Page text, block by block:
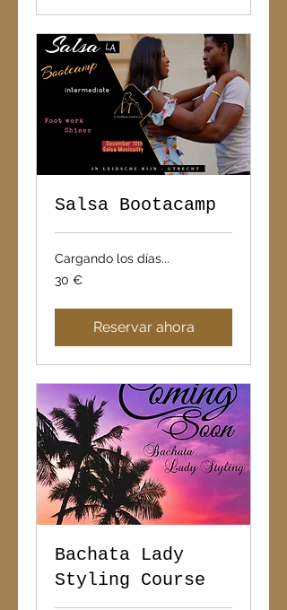
Salsa Bootacamp
Cargando los días...
30
euros
30 €
Reservar ahora
Bachata Lady
Styling Course